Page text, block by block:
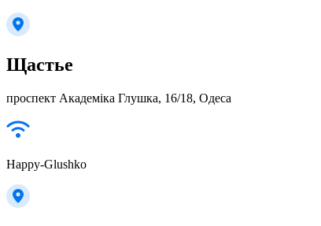
Щастье
проспект Академіка Глушка, 16/18, Одеса
Happy-Glushko